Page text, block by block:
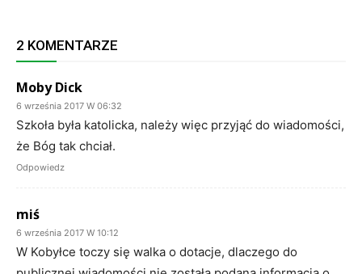
2 KOMENTARZE
Moby Dick
6 września 2017 W 06:32
Szkoła była katolicka, należy więc przyjąć do wiadomości,
że Bóg tak chciał.
Odpowiedz
miś
6 września 2017 W 10:12
W Kobyłce toczy się walka o dotacje, dlaczego do